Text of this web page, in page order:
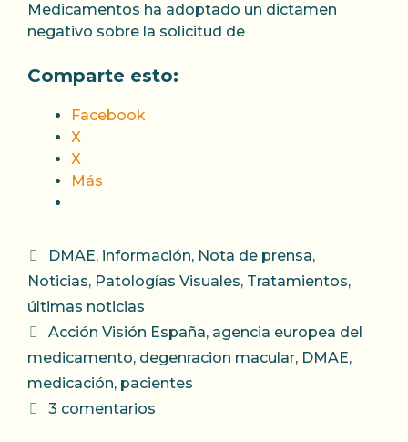
Medicamentos ha adoptado un dictamen
negativo sobre la solicitud de
Comparte esto:
Facebook
X
X
Más
Categorías
DMAE, información, Nota de prensa,
Noticias, Patologías Visuales, Tratamientos,
últimas noticias
Etiquetas
Acción Visión España, agencia europea del
medicamento, degenracion macular, DMAE,
medicación, pacientes
3 comentarios